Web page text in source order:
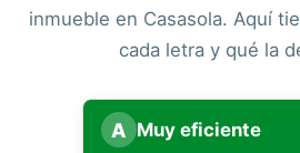
inmueble en Casasola. Aquí
cada letra y qué la
A Muy eficiente